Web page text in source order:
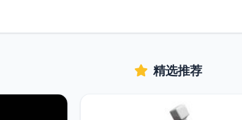
精选推荐